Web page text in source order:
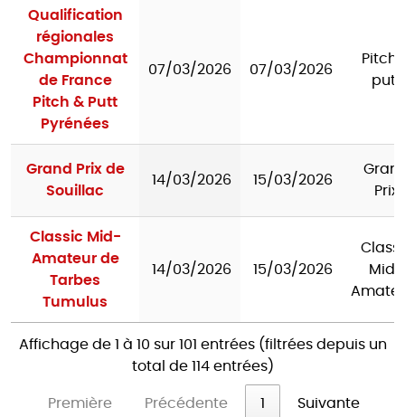
Qualification
régionales
Championnat
de France
Pitch & Putt
Pyrénées
07/03/2026 07/03/2026
Pitch
putt
Grand Prix de
Souillac
14/03/2026 15/03/2026
Prix
Classic Mid-
Amateur de
Tarbes
Tumulus
14/03/2026 15/03/2026
Mid-
Affichage de 1 à 10 sur 101 entrées (filtrées depuis un
total de 114 entrées)
Première Précédente 1 Suivante